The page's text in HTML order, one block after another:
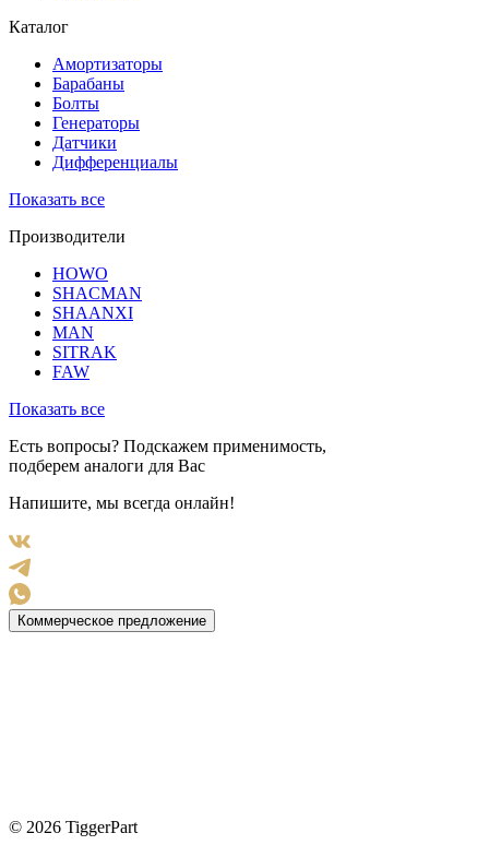
Каталог
Амортизаторы
Барабаны
Болты
Генераторы
Датчики
Дифференциалы
Показать все
Производители
HOWO
SHACMAN
SHAANXI
MAN
SITRAK
FAW
Показать все
Есть вопросы? Подскажем применимость,
подберем аналоги для Вас
Напишите, мы всегда онлайн!
Коммерческое предложение
© 2026 TiggerPart